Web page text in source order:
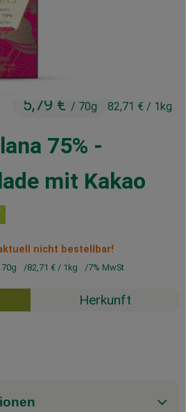
75% -
mit Kakao
5,79 € / 70g 82,71 € / 1kg
nicht bestellbar!
82,71 € / 1kg 7% MwSt
Herkunft